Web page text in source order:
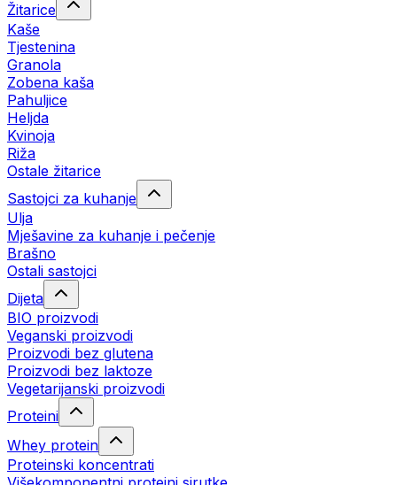
Žitarice
Kaše
Tjestenina
Granola
Zobena kaša
Pahuljice
Heljda
Kvinoja
Riža
Ostale žitarice
Sastojci za kuhanje
Ulja
Mješavine za kuhanje i pečenje
Brašno
Ostali sastojci
Dijeta
BIO proizvodi
Veganski proizvodi
Proizvodi bez glutena
Proizvodi bez laktoze
Vegetarijanski proizvodi
Proteini
Whey protein
Proteinski koncentrati